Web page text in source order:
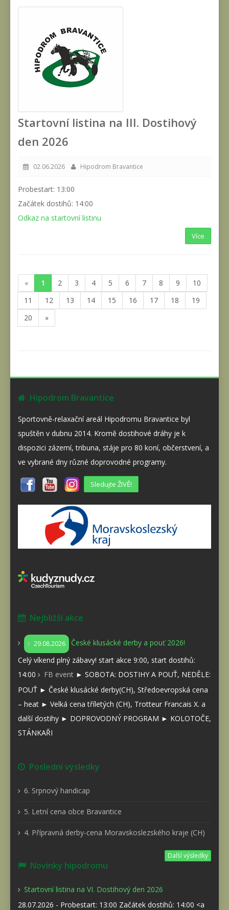
Startovní listina na III. Dostihový
den 2026
02.06.2026 Hipodrom Bravantice
Probestart: 13:00
Začátek dostihů: 14:00
Odkaz na startovní listinu
Více
« 1 2 3 4 5 6 7 8 9
10
11
12 13 14 15 16 17 18
19
20
»
Hipodrom Bravantice
Sportovně-relaxační areál Hipodromu Bravantice byl
spuštěn v dubnu 2014. Kromě dostihové dráhy je k
dispozici zázemí, tribuna, stáje pro 80 koní, občerstvení, a
ve vybrané dny různé doprovodné programy.
Sledujte ŽIVĚ!
Nejbližší akce
29.08.2026
České klusácké derby a pouť 2026!
Celý víkend plný zábavy! start akce 9:00, start dostihů:
14:00
FB event ► SOBOTA: DOSTIHY A POUŤ, NEDĚLE:
POUŤ ► České klusácké derby(CH), Středoevropská cena
– heat ► Velká cena tříletých (CH), Trotteur Francais X. a
další dostihy ► DOPROVODNÝ PROGRAM ► KOLOTOČE,
STÁNKAŘI
Poslední výsledky
6. Srpnový handicap
5. Letní cena obce Bravantice
4. Přípravná derby-cena Moravskoslezského kraje (CH)
Další výsledky
Novinky hipodromu
Startovní listina na VI. Dostihový den 2026
28.07.2026 - Probestart: 13:00 Začátek dostihů: 14:00 <a